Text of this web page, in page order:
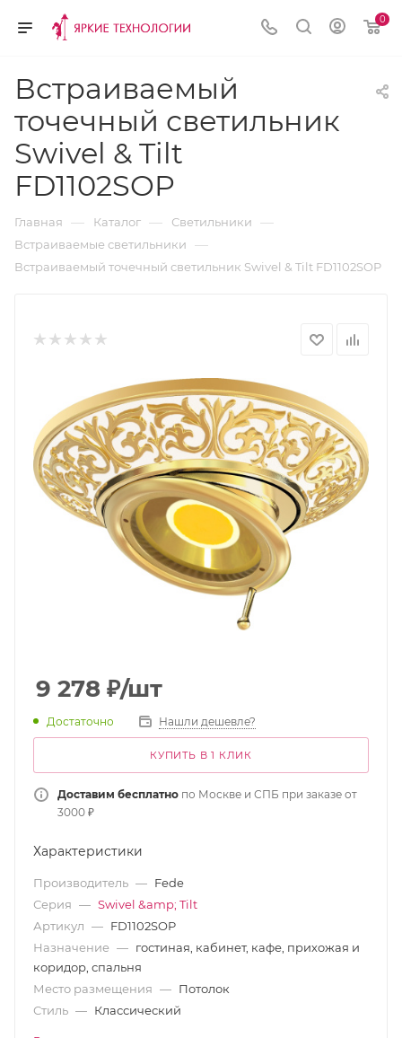
0
Встраиваемый
точечный светильник
Swivel & Tilt
FD1102SOP
Главная — Каталог — Светильники —
Встраиваемые светильники —
Встраиваемый точечный светильник Swivel & Tilt FD1102SOP
9 278 ₽/шт
Достаточно Нашли дешевле?
КУПИТЬ В 1 КЛИК
Доставим бесплатно по Москве и СПБ при заказе от
3000 ₽
Характеристики
Производитель — Fede
Серия — Swivel &amp; Tilt
Артикул — FD1102SOP
Назначение — гостиная, кабинет, кафе, прихожая и
коридор, спальня
Место размещения — Потолок
Стиль — Классический